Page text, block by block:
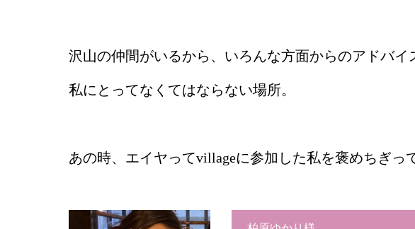
沢山の仲間がいるから、いろんな方面からのアドバイ
私にとってなくてはならない場所。
あの時、エイヤってvillageに参加した私を褒めちぎっ